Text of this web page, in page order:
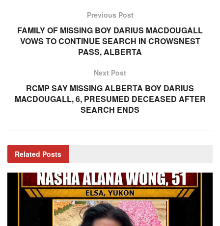
Previous Post
FAMILY OF MISSING BOY DARIUS MACDOUGALL
VOWS TO CONTINUE SEARCH IN CROWSNEST
PASS, ALBERTA
Next Post
RCMP SAY MISSING ALBERTA BOY DARIUS
MACDOUGALL, 6, PRESUMED DECEASED AFTER
SEARCH ENDS
Related Posts